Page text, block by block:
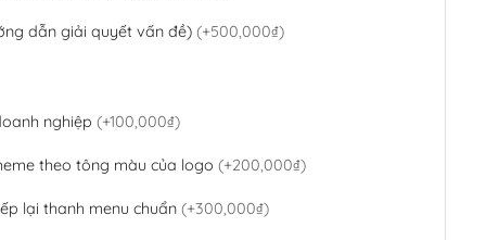
dẫn giải quyết vấn đề) (+500,000₫)
nghiệp (+100,000₫)
theo tông màu của logo (+200,000₫)
lại thanh menu chuẩn (+300,000₫)